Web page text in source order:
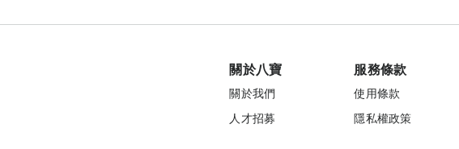
關於八寶
關於我們
人才招募
服務條款
使用條款
隱私權政策